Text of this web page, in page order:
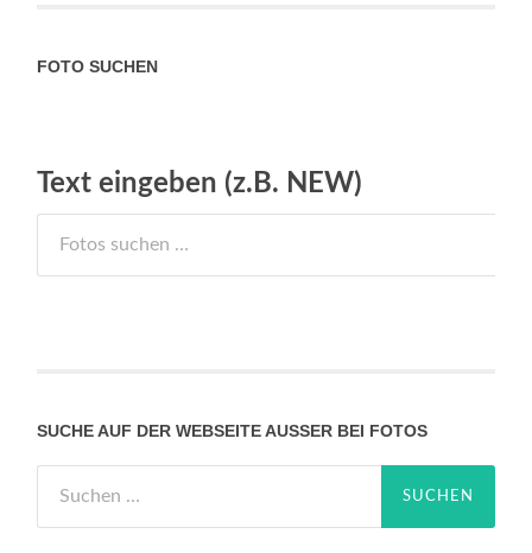
FOTO SUCHEN
Text eingeben (z.B. NEW)
SUCHE AUF DER WEBSEITE AUSSER BEI FOTOS
nach: